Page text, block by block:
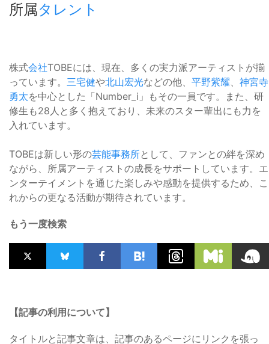
所属タレント
株式会社TOBEには、現在、多くの実力派アーティストが揃
っています。 三宅健や北山宏光などの他、 平野紫耀、 神宮寺
勇太を中心とした「Number_i」もその一員です。また、研
修生も28人と多く抱えており、未来のスター輩出にも力を
入れています。
TOBEは新しい形の芸能事務所として、ファンとの絆を深め
ながら、所属アーティストの成長をサポートしています。エ
ンターテイメントを通じた楽しみや感動を提供するため、こ
れからの更なる活動が期待されています。
もう一度検索
【記事の利用について】
タイトルと記事文章は、記事のあるページにリンクを張っ